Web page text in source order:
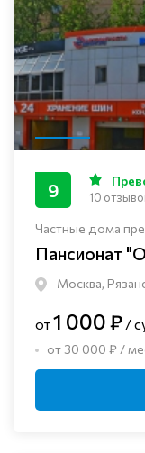
Частные дома
Пансионат
Москва,
9 10
от1 000 ₽ /
от 30 000 ₽ /